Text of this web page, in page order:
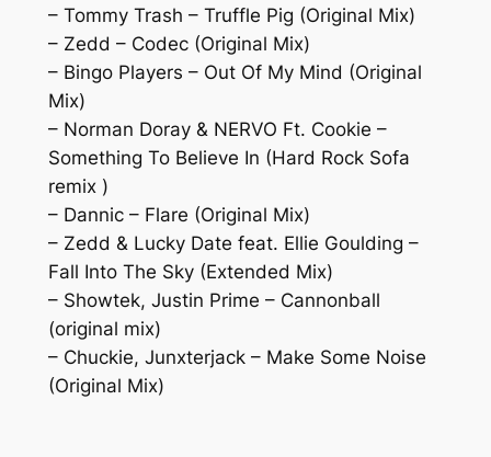
– Tommy Trash – Truffle Pig (Original Mix)
– Zedd – Codec (Original Mix)
– Bingo Players – Out Of My Mind (Original
Mix)
– Norman Doray & NERVO Ft. Cookie –
Something To Believe In (Hard Rock Sofa
remix )
– Dannic – Flare (Original Mix)
– Zedd & Lucky Date feat. Ellie Goulding –
Fall Into The Sky (Extended Mix)
– Showtek, Justin Prime – Cannonball
(original mix)
– Chuckie, Junxterjack – Make Some Noise
(Original Mix)